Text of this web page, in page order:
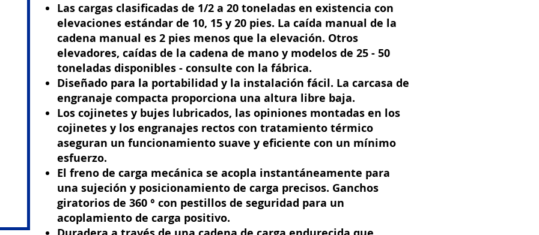
Las cargas clasificadas de 1/2 a 20 toneladas en existencia con
elevaciones estándar de 10, 15 y 20 pies. La caída manual de la
cadena manual es 2 pies menos que la elevación. Otros
elevadores, caídas de la cadena de mano y modelos de 25 - 50
toneladas disponibles - consulte con la fábrica.
Diseñado para la portabilidad y la instalación fácil. La carcasa de
engranaje compacta proporciona una altura libre baja.
Los cojinetes y bujes lubricados, las opiniones montadas en los
cojinetes y los engranajes rectos con tratamiento térmico
aseguran un funcionamiento suave y eficiente con un mínimo
esfuerzo.
El freno de carga mecánica se acopla instantáneamente para
una sujeción y posicionamiento de carga precisos. Ganchos
giratorios de 360 ​​° con pestillos de seguridad para un
acoplamiento de carga positivo.